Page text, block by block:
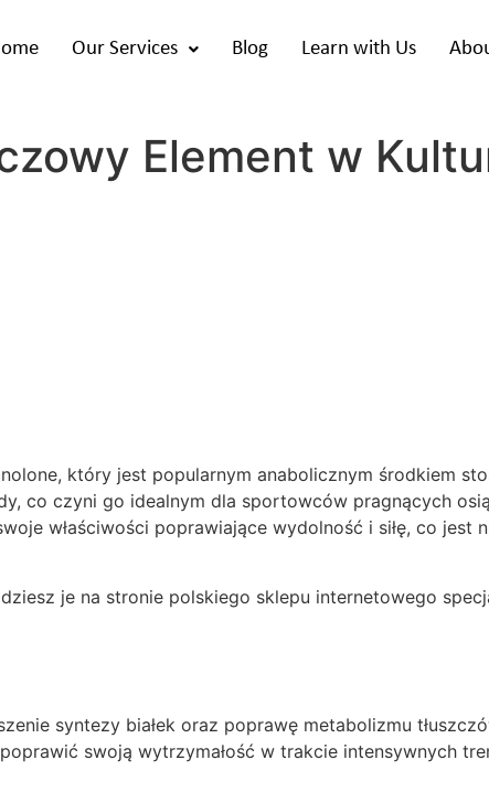
Our Services Blog Learn with Us
Element w
który jest popularnym anabolicznym środkiem
co czyni go idealnym dla sportowców pragnących
właściwości poprawiające wydolność i siłę, co jest
je na stronie polskiego sklepu internetowego
syntezy białek oraz poprawę metabolizmu
swoją wytrzymałość w trakcie intensywnych